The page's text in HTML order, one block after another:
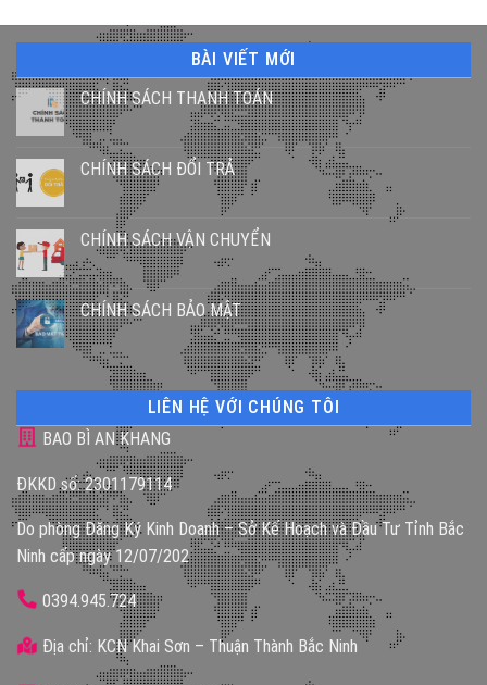
BÀI VIẾT MỚI
CHÍNH SÁCH THANH TOÁN
CHÍNH SÁCH ĐỔI TRẢ
CHÍNH SÁCH VẬN CHUYỂN
CHÍNH SÁCH BẢO MẬT
LIÊN HỆ VỚI CHÚNG TÔI
BAO BÌ AN KHANG
ĐKKD số: 2301179114
Do phòng Đăng Ký Kinh Doanh – Sở Kế Hoạch và Đầu Tư Tỉnh Bắc
Ninh cấp ngày 12/07/202
0394.945.724
Địa chỉ: KCN Khai Sơn – Thuận Thành Bắc Ninh